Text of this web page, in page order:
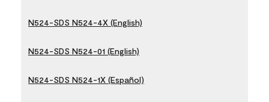
N524-SDS N524-4X (English)
N524-SDS N524-01 (English)
N524-SDS N524-1X (Español)